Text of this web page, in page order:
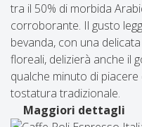
tra il 50% di morbida
corroborante. Il gusto
bevanda, con una
floreali, delizierà anche il
qualche minuto di
tostatura tradizionale.
Maggiori dettagli